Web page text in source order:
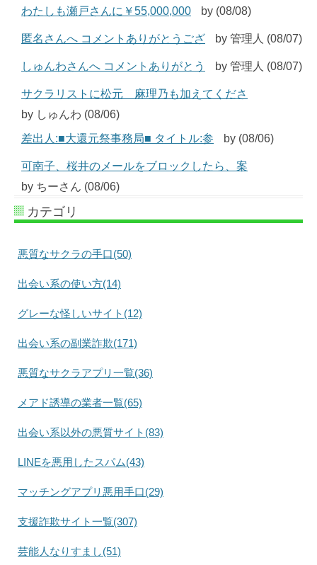
わたしも瀬戸さんに￥55,000,000
by (08/08)
匿名さんへ コメントありがとうござ by 管理人 (08/07)
しゅんわさんへ コメントありがとう by 管理人 (08/07)
サクラリストに松元 麻理乃も加えてくださ
by しゅんわ (08/06)
差出人:■大還元祭事務局■ タイトル:参
by (08/06)
可南子、桜井のメールをブロックしたら、案
by ちーさん (08/06)
カテゴリ
悪質なサクラの手口(50)
出会い系の使い方(14)
グレーな怪しいサイト(12)
出会い系の副業詐欺(171)
悪質なサクラアプリ一覧(36)
メアド誘導の業者一覧(65)
出会い系以外の悪質サイト(83)
LINEを悪用したスパム(43)
マッチングアプリ悪用手口(29)
支援詐欺サイト一覧(307)
芸能人なりすまし(51)